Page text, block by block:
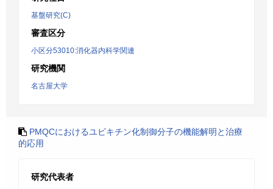
基盤研究(C)
審査区分
小区分53010:消化器内科学関連
研究機関
名古屋大学
PMQCにおけるユビキチン化制御分子の機能解明と治療
的応用
研究代表者